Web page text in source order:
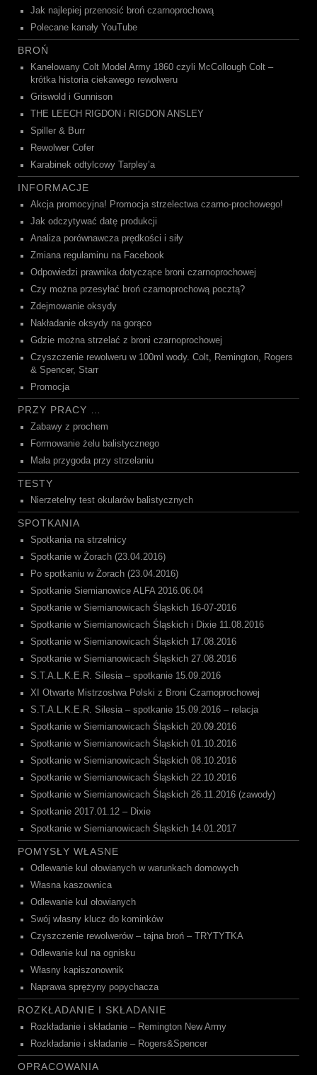
Jak najlepiej przenosić broń czarnoprochową
Polecane kanały YouTube
BROŃ
Kanelowany Colt Model Army 1860 czyli McCollough Colt –
krótka historia ciekawego rewolweru
Griswold i Gunnison
THE LEECH RIGDON i RIGDON ANSLEY
Spiller & Burr
Rewolwer Cofer
Karabinek odtylcowy Tarpley’a
INFORMACJE
Akcja promocyjna! Promocja strzelectwa czarno-prochowego!
Jak odczytywać datę produkcji
Analiza porównawcza prędkości i siły
Zmiana regulaminu na Facebook
Odpowiedzi prawnika dotyczące broni czarnoprochowej
Czy można przesyłać broń czarnoprochową pocztą?
Zdejmowanie oksydy
Nakładanie oksydy na gorąco
Gdzie można strzelać z broni czarnoprochowej
Czyszczenie rewolweru w 100ml wody. Colt, Remington, Rogers
& Spencer, Starr
Promocja
PRZY PRACY …
Zabawy z prochem
Formowanie żelu balistycznego
Mała przygoda przy strzelaniu
TESTY
Nierzetelny test okularów balistycznych
SPOTKANIA
Spotkania na strzelnicy
Spotkanie w Żorach (23.04.2016)
Po spotkaniu w Żorach (23.04.2016)
Spotkanie Siemianowice ALFA 2016.06.04
Spotkanie w Siemianowicach Śląskich 16-07-2016
Spotkanie w Siemianowicach Śląskich i Dixie 11.08.2016
Spotkanie w Siemianowicach Śląskich 17.08.2016
Spotkanie w Siemianowicach Śląskich 27.08.2016
S.T.A.L.K.E.R. Silesia – spotkanie 15.09.2016
XI Otwarte Mistrzostwa Polski z Broni Czarnoprochowej
S.T.A.L.K.E.R. Silesia – spotkanie 15.09.2016 – relacja
Spotkanie w Siemianowicach Śląskich 20.09.2016
Spotkanie w Siemianowicach Śląskich 01.10.2016
Spotkanie w Siemianowicach Śląskich 08.10.2016
Spotkanie w Siemianowicach Śląskich 22.10.2016
Spotkanie w Siemianowicach Śląskich 26.11.2016 (zawody)
Spotkanie 2017.01.12 – Dixie
Spotkanie w Siemianowicach Śląskich 14.01.2017
POMYSŁY WŁASNE
Odlewanie kul ołowianych w warunkach domowych
Własna kaszownica
Odlewanie kul ołowianych
Swój własny klucz do kominków
Czyszczenie rewolwerów – tajna broń – TRYTYTKA
Odlewanie kul na ognisku
Własny kapiszonownik
Naprawa sprężyny popychacza
ROZKŁADANIE I SKŁADANIE
Rozkładanie i składanie – Remington New Army
Rozkładanie i składanie – Rogers&Spencer
OPRACOWANIA